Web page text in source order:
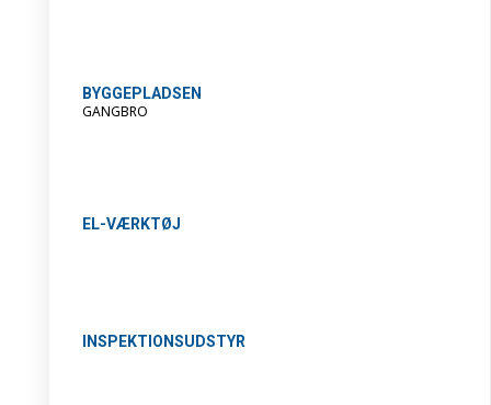
BYGGEPLADSEN
GANGBRO
EL-VÆRKTØJ
INSPEKTIONSUDSTYR